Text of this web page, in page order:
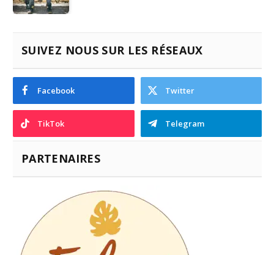
SUIVEZ NOUS SUR LES RÉSEAUX
Facebook Twitter
TikTok Telegram
PARTENAIRES